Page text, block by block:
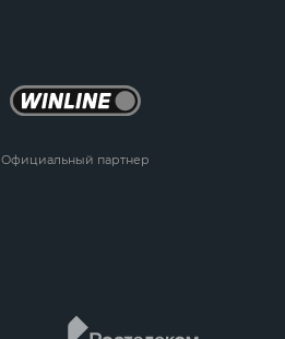
Официальный партнер